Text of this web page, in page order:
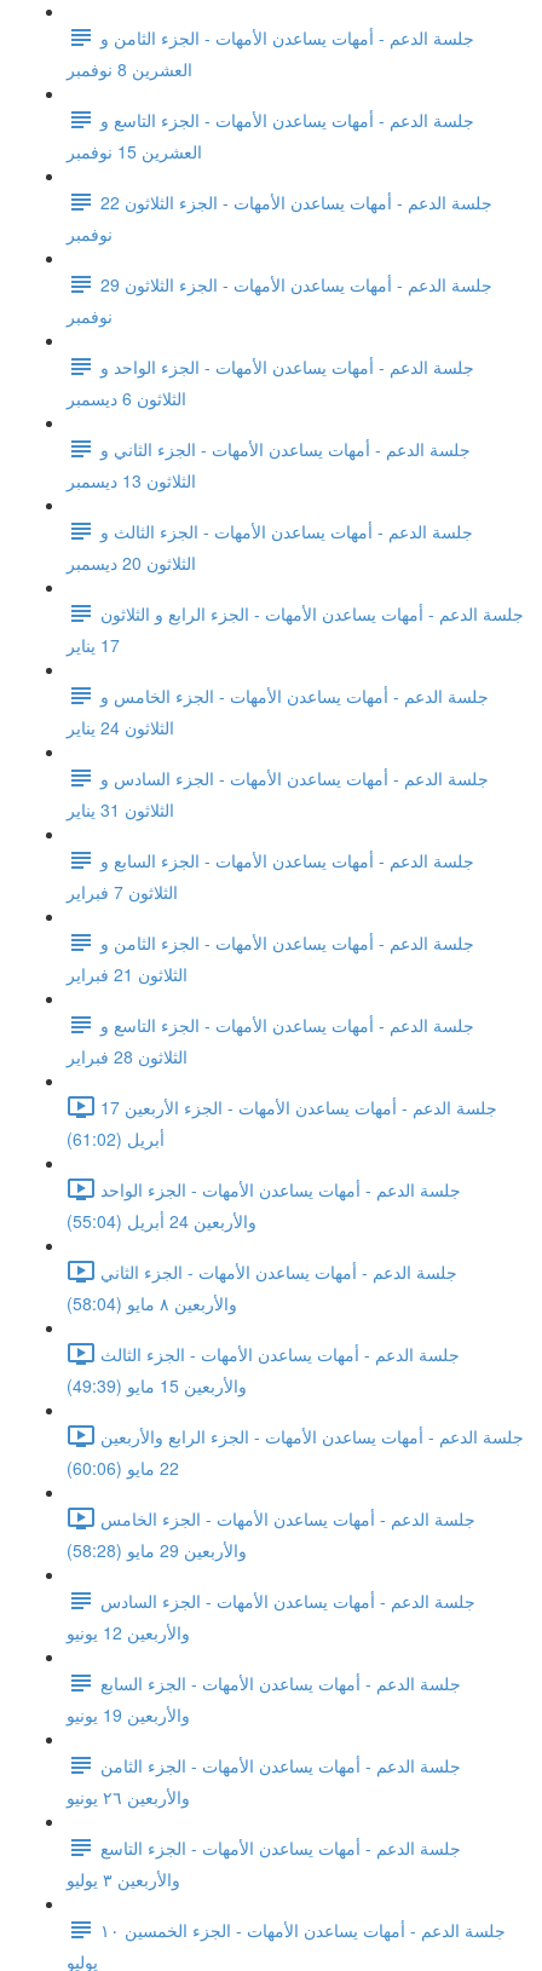
جلسة الدعم - أمهات يساعدن الأمهات - الجزء الثامن و
العشرين 8 نوفمبر
جلسة الدعم - أمهات يساعدن الأمهات - الجزء التاسع و
العشرين 15 نوفمبر
جلسة الدعم - أمهات يساعدن الأمهات - الجزء الثلاثون 22
نوفمبر
جلسة الدعم - أمهات يساعدن الأمهات - الجزء الثلاثون 29
نوفمبر
جلسة الدعم - أمهات يساعدن الأمهات - الجزء الواحد و
الثلاثون 6 ديسمبر
جلسة الدعم - أمهات يساعدن الأمهات - الجزء الثاني و
الثلاثون 13 ديسمبر
جلسة الدعم - أمهات يساعدن الأمهات - الجزء الثالث و
الثلاثون 20 ديسمبر
جلسة الدعم - أمهات يساعدن الأمهات - الجزء الرابع و الثلاثون
17 يناير
جلسة الدعم - أمهات يساعدن الأمهات - الجزء الخامس و
الثلاثون 24 يناير
جلسة الدعم - أمهات يساعدن الأمهات - الجزء السادس و
الثلاثون 31 يناير
جلسة الدعم - أمهات يساعدن الأمهات - الجزء السابع و
الثلاثون 7 فبراير
جلسة الدعم - أمهات يساعدن الأمهات - الجزء الثامن و
الثلاثون 21 فبراير
جلسة الدعم - أمهات يساعدن الأمهات - الجزء التاسع و
الثلاثون 28 فبراير
جلسة الدعم - أمهات يساعدن الأمهات - الجزء الأربعين 17
أبريل (61:02)
جلسة الدعم - أمهات يساعدن الأمهات - الجزء الواحد
والأربعين 24 أبريل (55:04)
جلسة الدعم - أمهات يساعدن الأمهات - الجزء الثاني
والأربعين ٨ مايو (58:04)
جلسة الدعم - أمهات يساعدن الأمهات - الجزء الثالث
والأربعين 15 مايو (49:39)
جلسة الدعم - أمهات يساعدن الأمهات - الجزء الرابع والأربعين
22 مايو (60:06)
جلسة الدعم - أمهات يساعدن الأمهات - الجزء الخامس
والأربعين 29 مايو (58:28)
جلسة الدعم - أمهات يساعدن الأمهات - الجزء السادس
والأربعين 12 يونيو
جلسة الدعم - أمهات يساعدن الأمهات - الجزء السابع
والأربعين 19 يونيو
جلسة الدعم - أمهات يساعدن الأمهات - الجزء الثامن
والأربعين ٢٦ يونيو
جلسة الدعم - أمهات يساعدن الأمهات - الجزء التاسع
والأربعين ٣ يوليو
جلسة الدعم - أمهات يساعدن الأمهات - الجزء الخمسين ١٠
يوليو